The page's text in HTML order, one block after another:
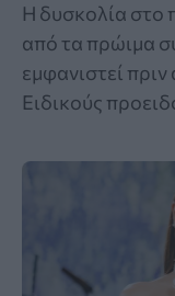
Η δυσκολία στο
από τα πρώιμα
εμφανιστεί
Ειδικούς